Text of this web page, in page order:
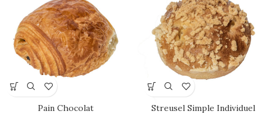
Pain Chocolat Streusel Simple Individuel